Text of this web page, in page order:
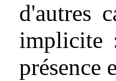
d'autres
implicite
présence